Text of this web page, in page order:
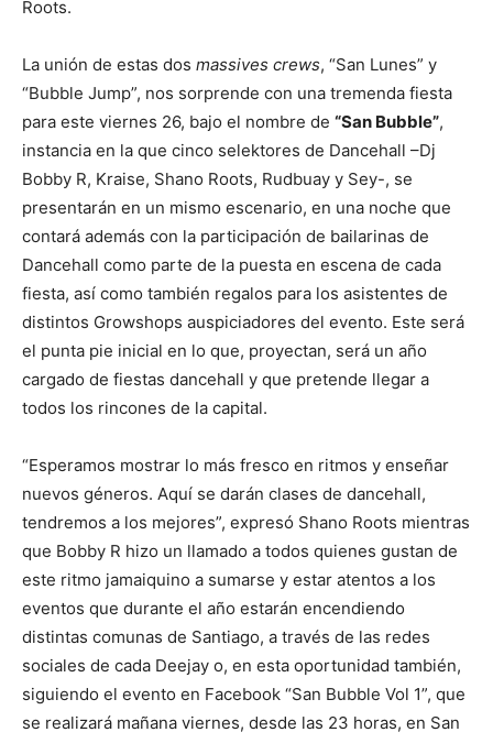
Roots.
La unión de estas dos massives crews, “San Lunes” y
“Bubble Jump”, nos sorprende con una tremenda fiesta
para este viernes 26, bajo el nombre de “San Bubble”,
instancia en la que cinco selektores de Dancehall –Dj
Bobby R, Kraise, Shano Roots, Rudbuay y Sey-, se
presentarán en un mismo escenario, en una noche que
contará además con la participación de bailarinas de
Dancehall como parte de la puesta en escena de cada
fiesta, así como también regalos para los asistentes de
distintos Growshops auspiciadores del evento. Este será
el punta pie inicial en lo que, proyectan, será un año
cargado de fiestas dancehall y que pretende llegar a
todos los rincones de la capital.
“Esperamos mostrar lo más fresco en ritmos y enseñar
nuevos géneros. Aquí se darán clases de dancehall,
tendremos a los mejores”, expresó Shano Roots mientras
que Bobby R hizo un llamado a todos quienes gustan de
este ritmo jamaiquino a sumarse y estar atentos a los
eventos que durante el año estarán encendiendo
distintas comunas de Santiago, a través de las redes
sociales de cada Deejay o, en esta oportunidad también,
siguiendo el evento en Facebook “San Bubble Vol 1”, que
se realizará mañana viernes, desde las 23 horas, en San